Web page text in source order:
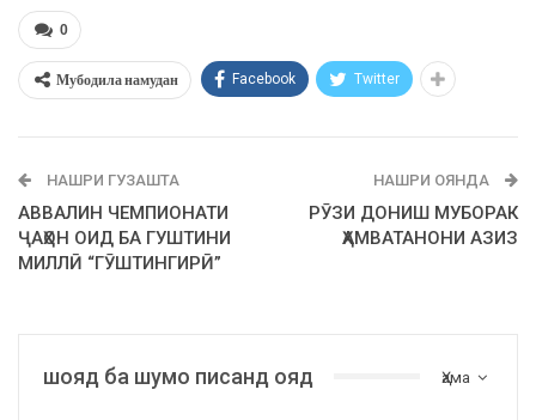
0
Мубодила намудан Facebook Twitter
НАШРИ ГУЗАШТА
АВВАЛИН ЧЕМПИОНАТИ
ҶАҲОН ОИД БА ГУШТИНИ
МИЛЛӢ “ГӮШТИНГИРӢ”
НАШРИ ОЯНДА
РӮЗИ ДОНИШ МУБОРАК
ҲАМВАТАНОНИ АЗИЗ
Ҳама
шояд ба шумо писанд ояд